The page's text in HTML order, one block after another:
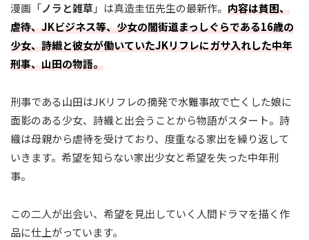
漫画「ノラと雑草 」は真造圭伍先生の最新作。 内容は貧困、
虐待、JKビジネス等、少女の闇街道まっしぐらである16歳の
少女、詩織と彼女が働いていたJKリフレにガサ入れした中年
刑事、山田の物語。
刑事である山田はJKリフレの摘発で水難事故で亡くした娘に
面影のある少女、詩織と出会うことから物語がスタート。詩
織は母親から虐待を受けており、度重なる家出を繰り返して
いきます。希望を知らない家出少女と希望を失った中年刑
事。
この二人が出会い、希望を見出していく人間ドラマを描く作
品に仕上がっています。